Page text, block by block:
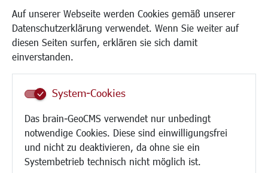
Auf unserer Webseite werden Cookies gemäß unserer
Datenschutzerklärung verwendet. Wenn Sie weiter auf
diesen Seiten surfen, erklären sie sich damit
einverstanden.
System-Cookies
Das brain-GeoCMS verwendet nur unbedingt
notwendige Cookies. Diese sind einwilligungsfrei
und nicht zu deaktivieren, da ohne sie ein
Systembetrieb technisch nicht möglich ist.
Kinderbetreuung
Kinder und Jugend
Institutionen für Familien
Frauen
Schule
Demokratie leben
Ukrainehilfe
Hilfe für Geflüchtete
Religion